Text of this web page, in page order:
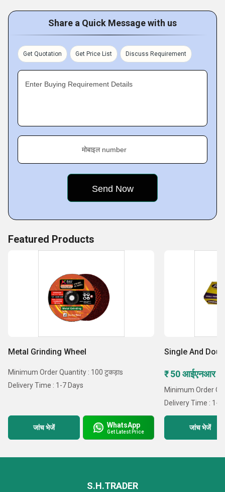
popular brands of industrial products in the Indian
marketplace. We are also an Authorized Dealer of JK
Files (India) Limited (An associate of Raymond Limited)
for serving the most innovatively designed Cutting Tools,
Power Tool Machines, Machines Spares and Accessories.
Share a Quick Message with us
Get Quotation Get Price List Discuss Requirement
Enter Buying Requirement Details
मोबाइल number
Featured Products
Metal Grinding Wheel
Minimum Order Quantity : 100 टुकड़ाs
Delivery Time : 1-7 Days
जांच भेजें WhatsApp
Get Latest Price
Single And
₹ 50 आईएनआर /
Minimum Order
Delivery Time : 1-7
जांच भेजें
S.H.TRADER